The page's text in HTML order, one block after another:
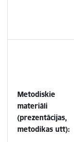
Metodiskie
materiāli
(prezentācijas,
metodikas utt):